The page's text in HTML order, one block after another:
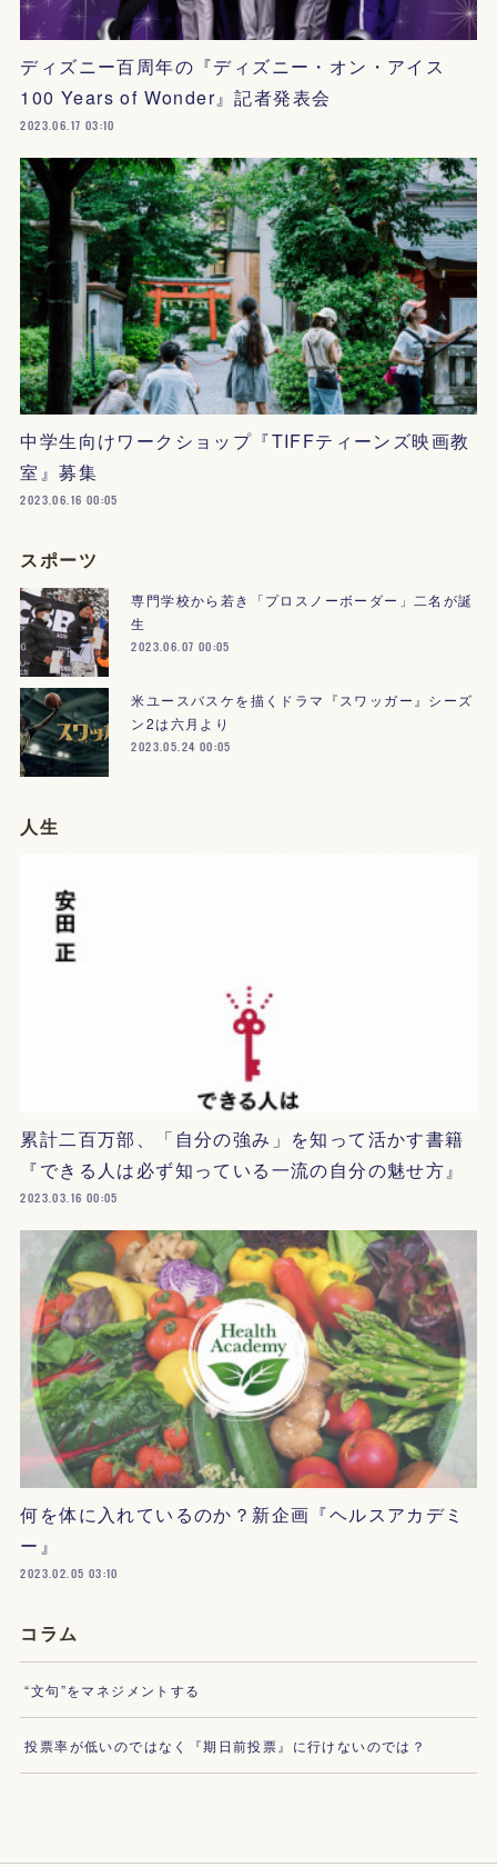
ディズニー百周年の『ディズニー・オン・アイス
100 Years of Wonder』記者発表会
2023.06.17 03:10
中学生向けワークショップ『TIFFティーンズ映画教
室』募集
2023.06.16 00:05
スポーツ
専門学校から若き「プロスノーボーダー」二名が誕
生
2023.06.07 00:05
米ユースバスケを描くドラマ『スワッガー』シーズ
ン2は六月より
2023.05.24 00:05
人生
累計二百万部、「自分の強み」を知って活かす書籍
『できる人は必ず知っている一流の自分の魅せ方』
2023.03.16 00:05
何を体に入れているのか？新企画『ヘルスアカデミ
ー』
2023.02.05 03:10
コラム
“文句”をマネジメントする
投票率が低いのではなく『期日前投票』に行けないのでは？